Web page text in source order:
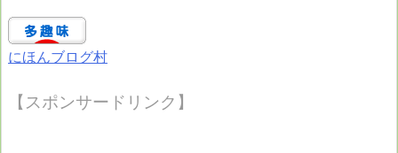
にほんブログ村
【スポンサードリンク】